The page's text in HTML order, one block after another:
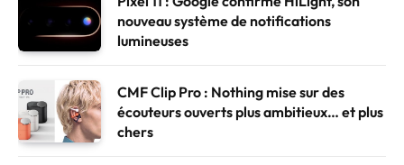
nouveau système de notifications
lumineuses
CMF Clip Pro : Nothing mise sur des
écouteurs ouverts plus ambitieux… et plus
chers